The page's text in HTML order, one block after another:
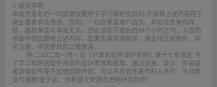
© 版权声明
本站所发布的一切资源仅限用于学习和研究目的;不得将上述内容用于
商业或者非法用途，否则，一切后果请用户自负。本站信息来自网
络，版权争议与本站无关。您必须在下载后的24个小时之内，从您的
电脑中彻底删除上述内容。如果您喜欢该程序，请支持正版软件，购
买注册，得到更好的正版服务。
附:二00二年一月一日《计算机软件保护条例》第十七条规定:为
了学习和研究软件内含的设计思想和原理，通过安装、显示、传输或
者存储软件等方式使用软件的，可以不经软件著作权人许可，不向其
支付报酬!鉴于此，也希望大家按此说明研究软件!